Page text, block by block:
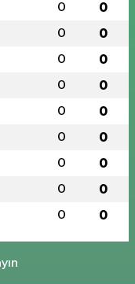
0 0
0 0
0 0
0 0
0 0
0 0
0 0
0 0
0 0